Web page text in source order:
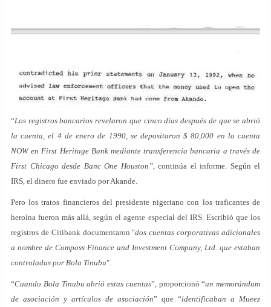
“Los registros bancarios revelaron que cinco días después de que se abrió
la cuenta, el 4 de enero de 1990, se depositaron $ 80,000 en la cuenta
NOW en First Heritage Bank mediante transferencia bancaria a través de
First Chicago desde Banc One Houston”, continúa el informe. Según el
IRS, el dinero fue enviado por Akande.
Pero los tratos financieros del presidente nigeriano con los traficantes de
heroína fueron más allá, según el agente especial del IRS. Escribió que los
registros de Citibank documentaron "dos cuentas corporativas adicionales
a nombre de Compass Finance and Investment Company, Ltd. que estaban
controladas por Bola Tinubu".
“Cuando Bola Tinubu abrió estas cuentas”, proporcionó “un memorándum
de asociación y artículos de asociación” que “identificaban a Mueez